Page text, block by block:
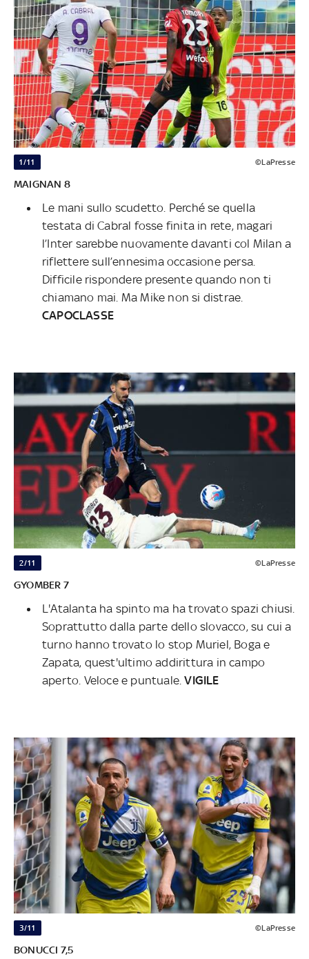
1/11 ©LaPresse
MAIGNAN 8
Le mani sullo scudetto. Perché se quella
testata di Cabral fosse finita in rete, magari
l’Inter sarebbe nuovamente davanti col Milan a
riflettere sull’ennesima occasione persa.
Difficile rispondere presente quando non ti
chiamano mai. Ma Mike non si distrae.
CAPOCLASSE
2/11 ©LaPresse
GYOMBER 7
L'Atalanta ha spinto ma ha trovato spazi chiusi.
Soprattutto dalla parte dello slovacco, su cui a
turno hanno trovato lo stop Muriel, Boga e
Zapata, quest'ultimo addirittura in campo
aperto. Veloce e puntuale.VIGILE
3/11 ©LaPresse
BONUCCI 7,5